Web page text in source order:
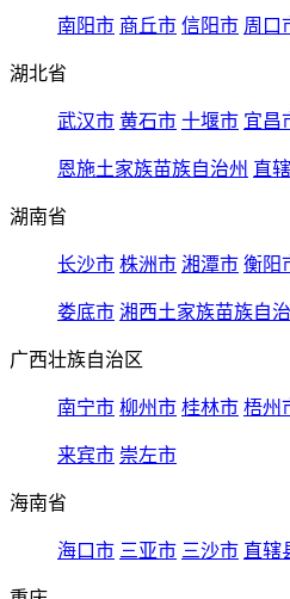
南阳市 商丘市 信阳市 周口
湖北省
武汉市 黄石市 十堰市 宜昌
恩施土家族苗族自治州 直
湖南省
长沙市 株洲市 湘潭市 衡阳
娄底市 湘西土家族苗族自
广西壮族自治区
南宁市 柳州市 桂林市 梧州
来宾市 崇左市
海南省
海口市 三亚市 三沙市 直辖